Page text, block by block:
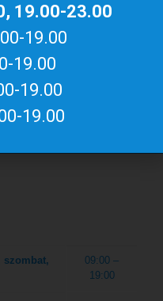
irány
szombat,
09:00 –
19:00
19.00-23.00
19.00
19.00
19.00
19.00